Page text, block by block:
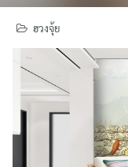
ฮวงจุ้ย